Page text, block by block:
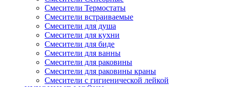
Смесители Термостаты
Смесители встраиваемые
Смесители для душа
Смесители для кухни
Смесители для биде
Смесители для ванны
Смесители для раковины
Смесители для раковины краны
Смесители с гигиенической лейкой